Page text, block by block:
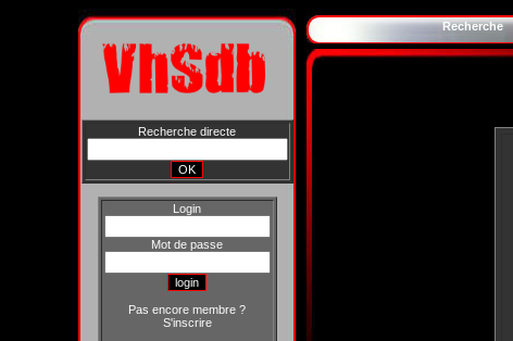
Recherche directe
Login
Mot de passe
Pas encore membre ?
S'inscrire
Recherche